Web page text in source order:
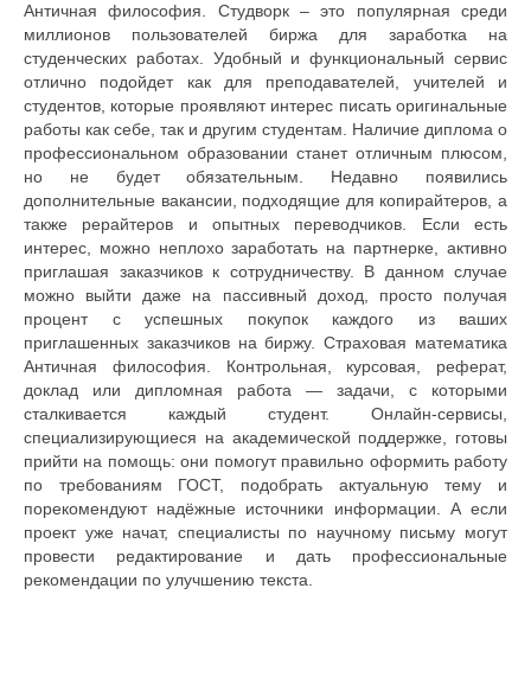
Античная философия. Студворк – это популярная среди
миллионов пользователей биржа для заработка на
студенческих работах. Удобный и функциональный сервис
отлично подойдет как для преподавателей, учителей и
студентов, которые проявляют интерес писать оригинальные
работы как себе, так и другим студентам. Наличие диплома о
профессиональном образовании станет отличным плюсом,
но не будет обязательным. Недавно появились
дополнительные вакансии, подходящие для копирайтеров, а
также рерайтеров и опытных переводчиков. Если есть
интерес, можно неплохо заработать на партнерке, активно
приглашая заказчиков к сотрудничеству. В данном случае
можно выйти даже на пассивный доход, просто получая
процент с успешных покупок каждого из ваших
приглашенных заказчиков на биржу. Страховая математика
Античная философия. Контрольная, курсовая, реферат,
доклад или дипломная работа — задачи, с которыми
сталкивается каждый студент. Онлайн-сервисы,
специализирующиеся на академической поддержке, готовы
прийти на помощь: они помогут правильно оформить работу
по требованиям ГОСТ, подобрать актуальную тему и
порекомендуют надёжные источники информации. А если
проект уже начат, специалисты по научному письму могут
провести редактирование и дать профессиональные
рекомендации по улучшению текста.